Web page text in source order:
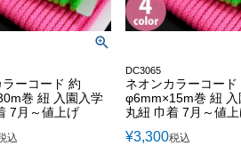
ーコード 約
巻 紐 入園入学
7月～値上げ
込
DC3065
ネオンカラーコード
φ6mm×15m巻 紐 入
丸紐 巾着 7月～値
¥3,300税込